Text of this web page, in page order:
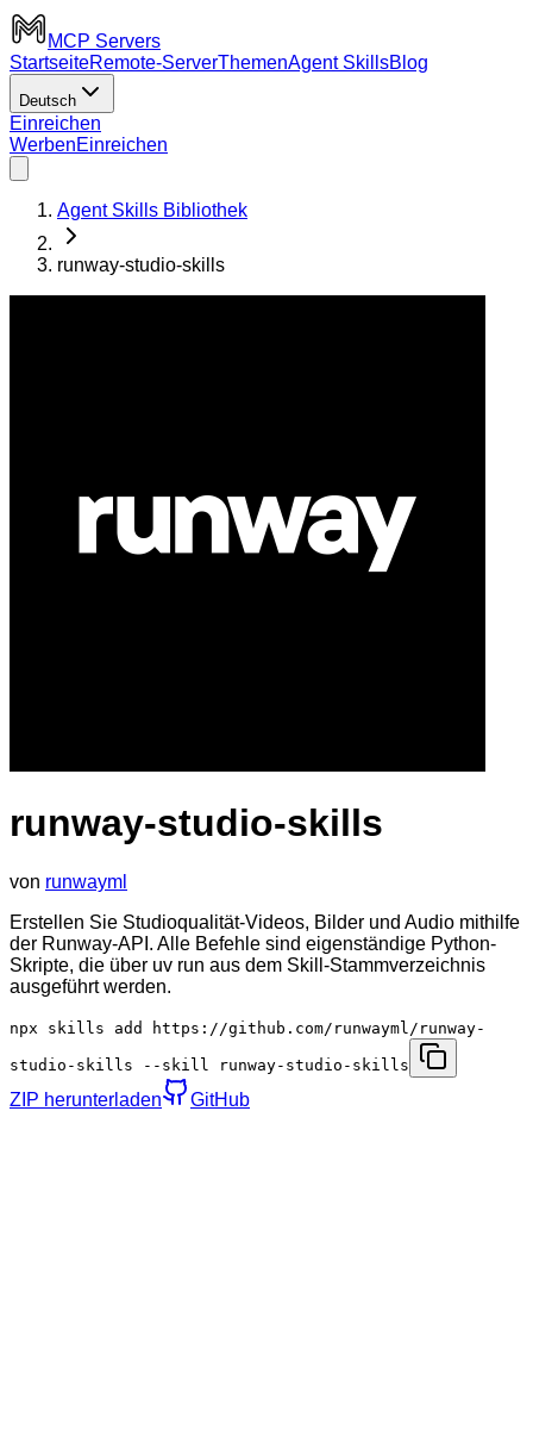
MCP Servers
StartseiteRemote-ServerThemenAgent SkillsBlog
Deutsch
Einreichen
WerbenEinreichen
Agent Skills Bibliothek
runway-studio-skills
runway-studio-skills
von runwayml
Erstellen Sie Studioqualität-Videos, Bilder und Audio mithilfe
der Runway-API. Alle Befehle sind eigenständige Python-
Skripte, die über uv run aus dem Skill-Stammverzeichnis
ausgeführt werden.
npx skills add https://github.com/runwayml/runway-
studio-skills --skill runway-studio-skills
ZIP herunterladen GitHub